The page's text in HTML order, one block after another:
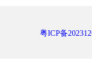
粤ICP备